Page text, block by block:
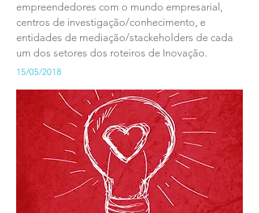
empreendedores com o mundo empresarial,
centros de investigação/conhecimento, e
entidades de mediação/stackeholders de cada
um dos setores dos roteiros de Inovação.
15/05/2018